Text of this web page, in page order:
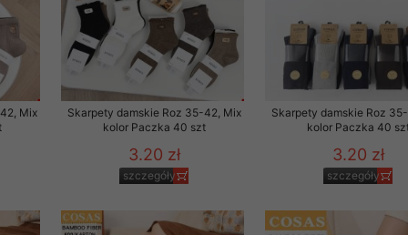
Mix
Skarpety damskie Roz 35-42, Mix
kolor Paczka 40 szt
3.20 zł
szczegóły
Skarpety damskie Roz
kolor Paczka 40
3.20 zł
szczegóły
udzielonego przez
29 sierpnia 1997 r. o
przechowujemy na
jedynie uprawnieni
swoich danych w celu
osobom trzecim,